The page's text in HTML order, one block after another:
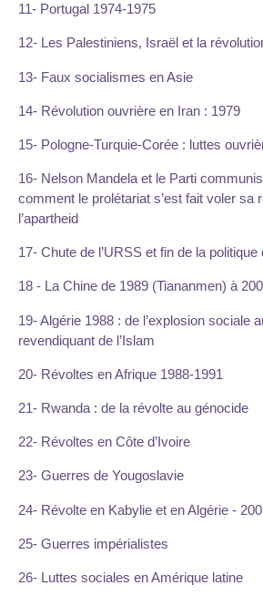
11- Portugal 1974-1975
12- Les Palestiniens, Israël et la
13- Faux socialismes en Asie
14- Révolution ouvrière en Iran : 1979
15- Pologne-Turquie-Corée : luttes
16- Nelson Mandela et le Parti
comment le prolétariat s’est fait voler sa
l’apartheid
17- Chute de l’URSS et fin de la politique
18 - La Chine de 1989 (Tiananmen) à
19- Algérie 1988 : de l’explosion sociale
revendiquant de l’Islam
20- Révoltes en Afrique 1988-1991
21- Rwanda : de la révolte au génocide
22- Révoltes en Côte d’Ivoire
23- Guerres de Yougoslavie
24- Révolte en Kabylie et en Algérie -
25- Guerres impérialistes
26- Luttes sociales en Amérique latine